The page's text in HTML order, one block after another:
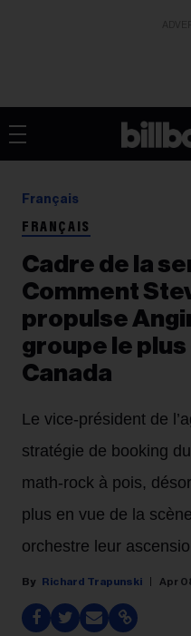
Français
FRANÇAIS
Cadre de la
Comment
propulse
groupe le plus
Canada
Le vice‑président de
stratégie de booking
math‑rock à pois,
plus en vue de la
orchestre leur
Richard Trapunski Apr